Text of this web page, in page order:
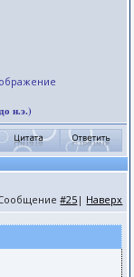
н.э.)
#25 | Наверх